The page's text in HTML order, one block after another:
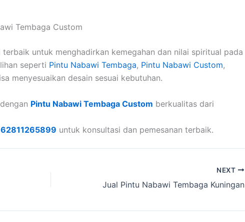
Tembaga Custom
terbaik untuk menghadirkan kemegahan dan nilai spiritual pada
seperti Pintu Nabawi Tembaga, Pintu Nabawi Custom,
menyesuaikan desain sesuai kebutuhan.
Pintu Nabawi Tembaga Custom berkualitas dari
62811265899 untuk konsultasi dan pemesanan terbaik.
NEXT
Jual Pintu Nabawi Tembaga Kuningan